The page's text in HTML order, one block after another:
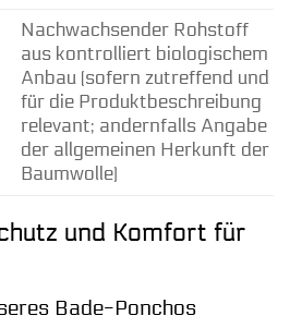
Nachwachsender Rohstoff
aus kontrolliert biologischem
Anbau (sofern zutreffend und
für die Produktbeschreibung
relevant; andernfalls Angabe
der allgemeinen Herkunft der
Baumwolle)
und Komfort für
Bade-Ponchos